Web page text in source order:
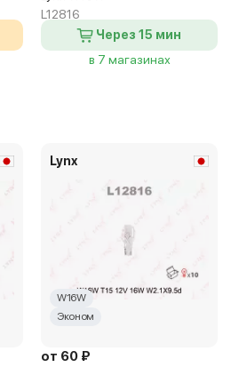
L12816
Через 15 мин
в 7 магазинах
Lynx
W16W
Эконом
от 60 ₽